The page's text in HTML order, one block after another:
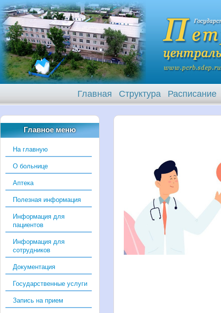
Главная Структура Расписание
Главное меню
На главную
О больнице
Аптека
Полезная информация
Информация для
пациентов
Информация для
сотрудников
Документация
Государственные услуги
Запись на прием